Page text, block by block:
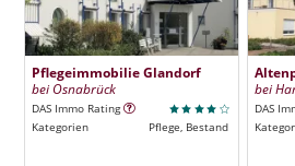
Pflegeimmobilie Glandorf
bei Osnabrück
DAS Immo Rating
Kategorien
Pflege, Bestand
bei
DAS